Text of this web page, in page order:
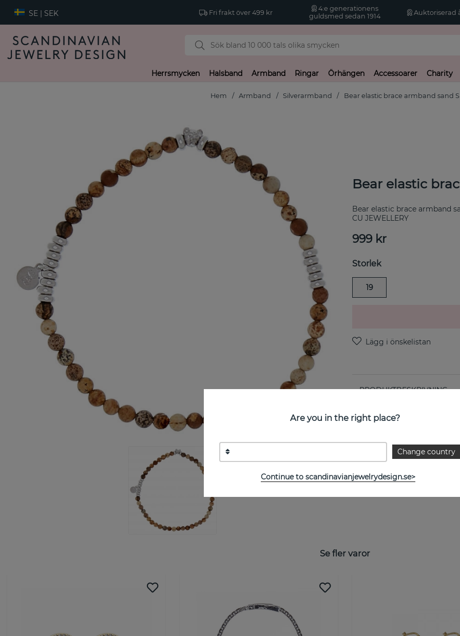
SE | SEK Fri frakt över 499 kr
4:e generationens
guldsmed sedan 1914
Auktoriserad
Herrsmycken Halsband Armband Ringar Örhängen Accessoarer Charity
Hem Armband Silverarmband Bear elastic brace armband sand
Bear elastic
Bear elastic brace armband
CU JEWELLERY
999 kr
Storlek
19
PRODUKTBESKRIVNING
JEWELLERY
EGENSKAPER
Se fler varor
Are you in the right place?
Change country
Continue to scandinavianjewelrydesign.se>